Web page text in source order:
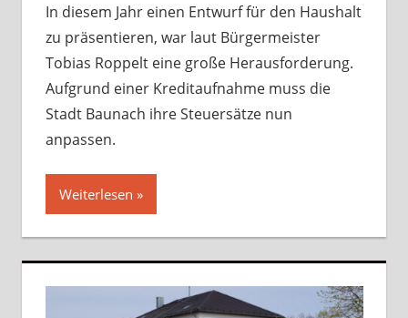
In diesem Jahr einen Entwurf für den Haushalt
zu präsentieren, war laut Bürgermeister
Tobias Roppelt eine große Herausforderung.
Aufgrund einer Kreditaufnahme muss die
Stadt Baunach ihre Steuersätze nun
anpassen.
Weiterlesen